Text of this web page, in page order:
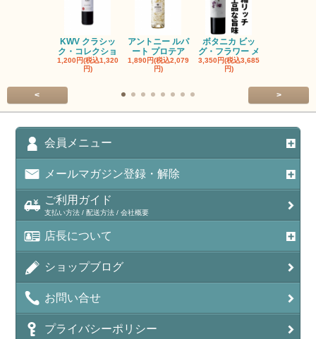
KWV クラシッ
ク・コレクショ
1,200円(税込1,320
円)
アントニー ルパ
ート プロテア
1,890円(税込2,079
円)
ボタニカ ビッ
グ・フラワー メ
3,350円(税込3,685
円)
< >
会員メニュー
メールマガジン登録・解除
ご利用ガイド
支払い方法 / 配送方法 / 会社概要
店長について
ショップブログ
お問い合せ
プライバシーポリシー